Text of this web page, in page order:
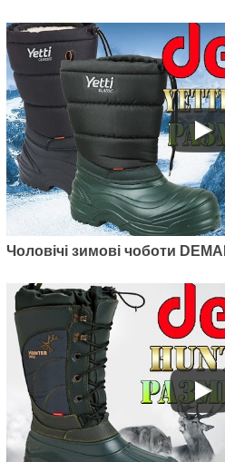
Чоловічі зимові чоботи